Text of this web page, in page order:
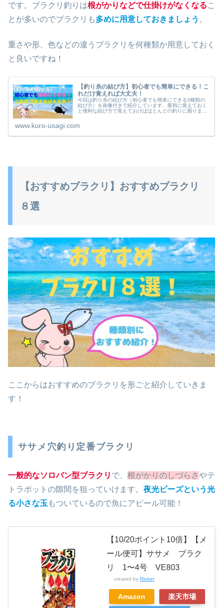
です。ブラクリ釣りは根がかりなどで仕掛けがなくなるこ
とが多いのでブラクリも多めに用意しておきましょう 。
重さや形、色などの違うブラクリを何種類か用意しておく
と良いですね！
【釣り糸の結び方】初心者でも簡単にできる！こ
れだけ覚えれば大丈夫！
今回は釣り糸の結び方（初心者でも簡単にできる3種類の
結び方）を画像付きで紹介しています。最初に覚えておく
と便利な結び方で覚えておけばほとんどの釣りに困りませ
www.kuro-usagi.com
【おすすめブラクリ】おすすめブラクリ
８選
ここからはおすすめのブラクリを形ごと紹介していきま
す！
ササメ穴釣り定番ブラクリ
一般的なソロバン型ブラクリ で、 根がかりのしづらさやテ
トラポットの隙間を狙っていけます。 夜光ビーズという光
る小さな玉もついているので魚にアピール可能！
【10/20ポイント10倍】【メ
ール便可】ササメ ブラク
リ 1〜4号 VE803
created by Rinker
Amazon 楽天市場